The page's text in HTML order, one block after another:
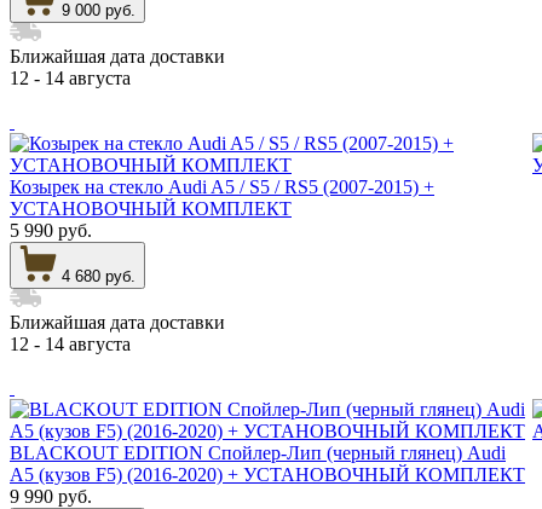
9 000 руб.
Ближайшая дата доставки
12 - 14 августа
Козырек на стекло Audi A5 / S5 / RS5 (2007-2015) +
УСТАНОВОЧНЫЙ КОМПЛЕКТ
5 990 руб.
4 680 руб.
Ближайшая дата доставки
12 - 14 августа
BLACKOUT EDITION Спойлер-Лип (черный глянец) Audi
A5 (кузов F5) (2016-2020) + УСТАНОВОЧНЫЙ КОМПЛЕКТ
9 990 руб.